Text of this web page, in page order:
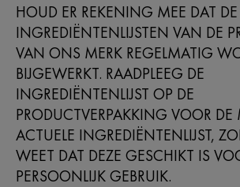
HOUD ER REKENING MEE DAT DE
INGREDIËNTENLIJSTEN VAN DE
VAN ONS MERK REGELMATIG
BIJGEWERKT. RAADPLEEG DE
INGREDIËNTENLIJST OP DE
PRODUCTVERPAKKING VOOR DE
ACTUELE INGREDIËNTENLIJST,
WEET DAT DEZE GESCHIKT IS
PERSOONLIJK GEBRUIK.